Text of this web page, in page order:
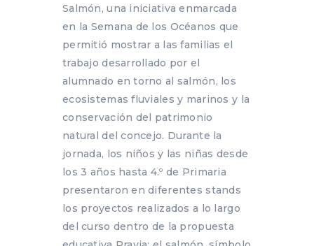
Salmón, una iniciativa enmarcada
en la Semana de los Océanos que
permitió mostrar a las familias el
trabajo desarrollado por el
alumnado en torno al salmón, los
ecosistemas fluviales y marinos y la
conservación del patrimonio
natural del concejo. Durante la
jornada, los niños y las niñas desde
los 3 años hasta 4.º de Primaria
presentaron en diferentes stands
los proyectos realizados a lo largo
del curso dentro de la propuesta